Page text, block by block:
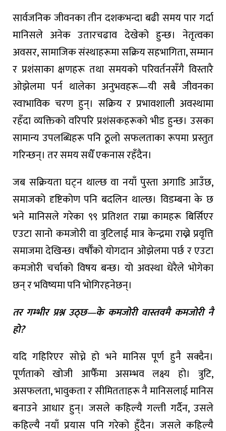
सार्वजनिक जीवनका तीन दशकभन्दा बढी समय पार गर्दा
मानिसले अनेक उतारचढाव देखेको हुन्छ। नेतृत्वका
अवसर, सामाजिक संस्थाहरूमा सक्रिय सहभागिता, सम्मान
र प्रशंसाका क्षणहरू तथा समयको परिवर्तनसँगै विस्तारै
ओझेलमा पर्न थालेका अनुभवहरू—यी सबै जीवनका
स्वाभाविक चरण हुन्। सक्रिय र प्रभावशाली अवस्थामा
रहँदा व्यक्तिको वरिपरि प्रशंसकहरूको भीड हुन्छ। उसका
सामान्य उपलब्धिहरू पनि ठूलो सफलताका रूपमा प्रस्तुत
गरिन्छन्। तर समय सधैँ एकनास रहँदैन।
जब सक्रियता घट्न थाल्छ वा नयाँ पुस्ता अगाडि आउँछ,
समाजको दृष्टिकोण पनि बदलिन थाल्छ। विडम्बना के छ
भने मानिसले गरेका ९९ प्रतिशत राम्रा कामहरू बिर्सिएर
एउटा सानो कमजोरी वा त्रुटिलाई मात्र केन्द्रमा राख्ने प्रवृत्ति
समाजमा देखिन्छ। वर्षौँको योगदान ओझेलमा पर्छ र एउटा
कमजोरी चर्चाको विषय बन्छ। यो अवस्था धेरैले भोगेका
छन् र भविष्यमा पनि भोगिरहनेछन्।
तर गम्भीर प्रश्न उठ्छ—के कमजोरी वास्तवमै कमजोरी नै
हो?
यदि गहिरिएर सोच्ने हो भने मानिस पूर्ण हुनै सक्दैन।
पूर्णताको खोजी आफैँमा असम्भव लक्ष्य हो। त्रुटि,
असफलता, भावुकता र सीमितताहरू नै मानिसलाई मानिस
बनाउने आधार हुन्। जसले कहिल्यै गल्ती गर्दैन, उसले
कहिल्यै नयाँ प्रयास पनि गरेको हुँदैन। जसले कहिल्यै